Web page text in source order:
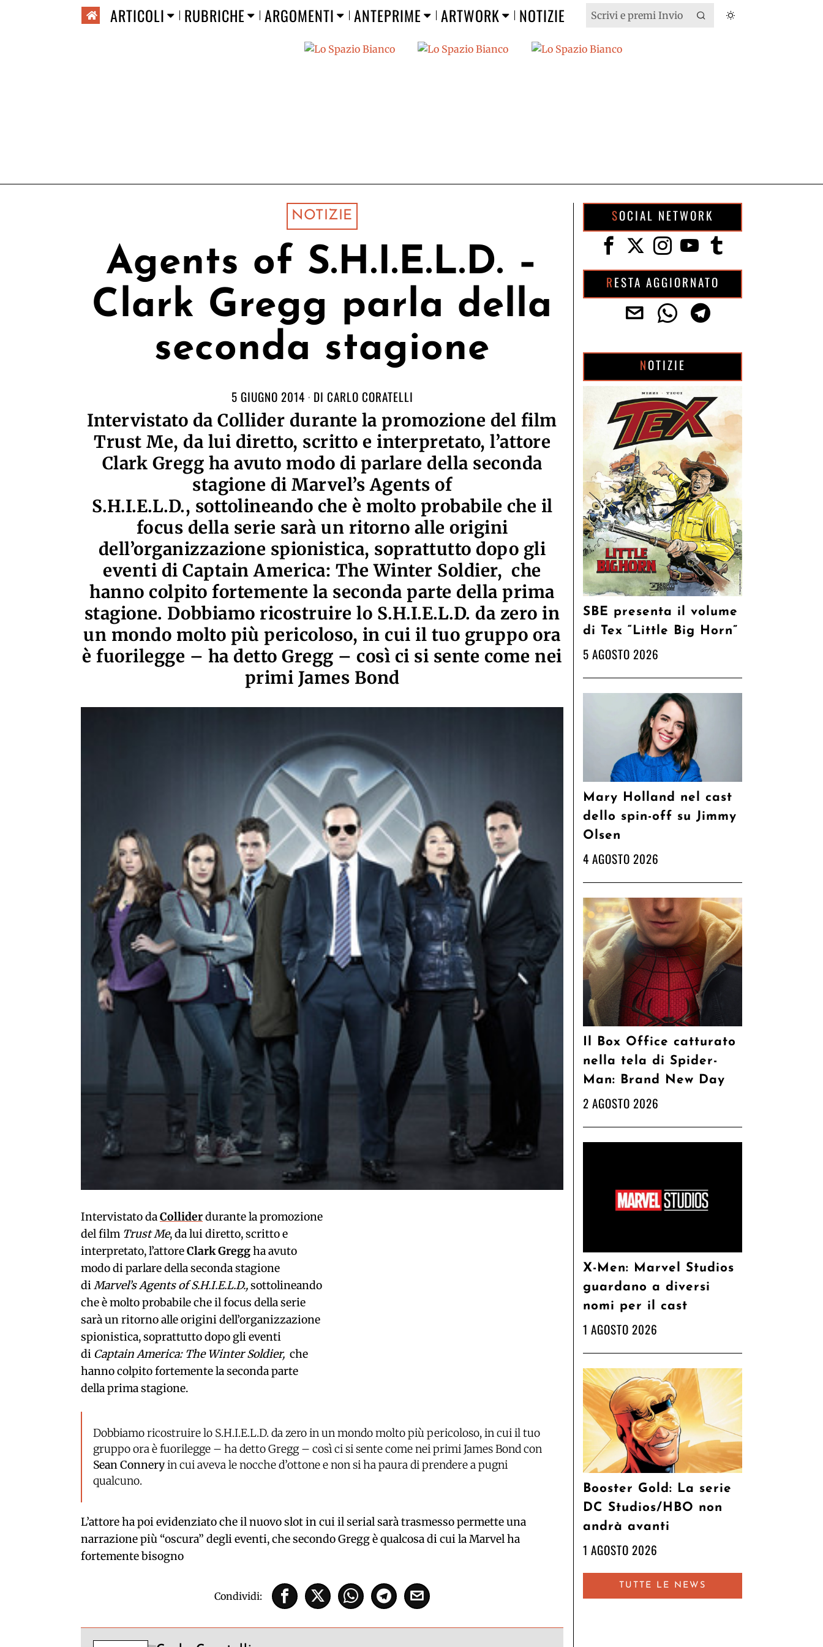
ARTICOLI RUBRICHE ARGOMENTI ANTEPRIME ARTWORK NOTIZIE
NOTIZIE
Agents of S.H.I.E.L.D. –
Clark Gregg parla della
seconda stagione
5 GIUGNO 2014 DI CARLO CORATELLI
Intervistato da Collider durante la promozione del film
Trust Me, da lui diretto, scritto e interpretato, l’attore
Clark Gregg ha avuto modo di parlare della seconda
stagione di Marvel’s Agents of
S.H.I.E.L.D., sottolineando che è molto probabile che il
focus della serie sarà un ritorno alle origini
dell’organizzazione spionistica, soprattutto dopo gli
eventi di Captain America: The Winter Soldier, che
hanno colpito fortemente la seconda parte della prima
stagione. Dobbiamo ricostruire lo S.H.I.E.L.D. da zero in
un mondo molto più pericoloso, in cui il tuo gruppo ora
è fuorilegge – ha detto Gregg – così ci si sente come nei
primi James Bond
Intervistato daColliderdurante la promozione
del film Trust Me, da lui diretto, scritto e
interpretato, l’attoreClark Greggha avuto
modo di parlare della seconda stagione
diMarvel’s Agents of S.H.I.E.L.D.,sottolineando
che è molto probabile che il focus della serie
sarà un ritorno alle origini dell’organizzazione
spionistica, soprattutto dopo gli eventi
di Captain America: The Winter Soldier, che
hanno colpito fortemente la seconda parte
della prima stagione.
Dobbiamo ricostruire lo S.H.I.E.L.D. da zero in un mondo molto più pericoloso, in cui il tuo
gruppo ora è fuorilegge – ha detto Gregg – così ci si sente come nei primi James Bond con
Sean Conneryin cui aveva le nocche d’ottone e non si ha paura di prendere a pugni
qualcuno.
L’attore ha poi evidenziato che il nuovo slot in cui il serial sarà trasmesso permette una
narrazione più “oscura” degli eventi, che secondo Gregg è qualcosa di cui la Marvel ha
fortemente bisogno
Condividi:
SOCIAL NETWORK
RESTA AGGIORNATO
NOTIZIE
SBE presenta il volume
di Tex “Little Big Horn”
5 AGOSTO 2026
Mary Holland nel cast
dello spin-off su Jimmy
Olsen
4 AGOSTO 2026
Il Box Office catturato
nella tela di Spider-
Man: Brand New Day
2 AGOSTO 2026
X-Men: Marvel Studios
guardano a diversi
nomi per il cast
1 AGOSTO 2026
Booster Gold: La serie
DC Studios/HBO non
andrà avanti
1 AGOSTO 2026
TUTTE LE NEWS